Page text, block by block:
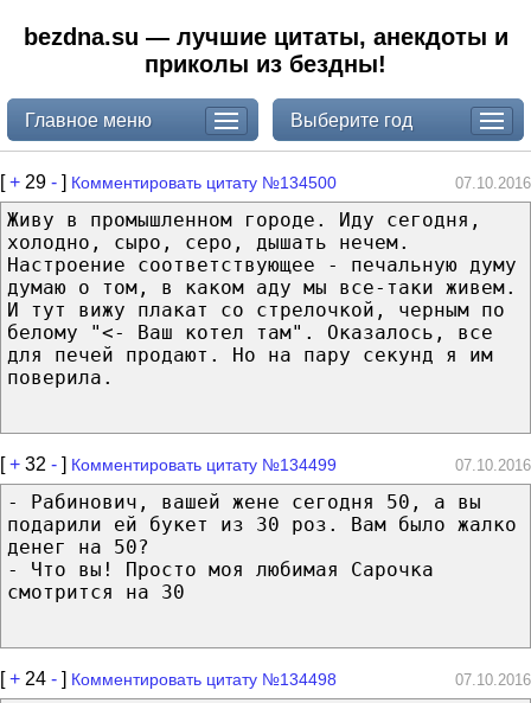
bezdna.su — лучшие цитаты, анекдоты и
приколы из бездны!
Главное меню Выберите год
[+ 29 - ] Комментировать цитату №134500 07.10.2016
Живу в промышленном городе. Иду сегодня,
холодно, сыро, серо, дышать нечем.
Настроение соответствующее - печальную думу
думаю о том, в каком аду мы все-таки живем.
И тут вижу плакат со стрелочкой, черным по
белому "<- Ваш котел там". Оказалось, все
для печей продают. Но на пару секунд я им
поверила.
[+ 32 - ] Комментировать цитату №134499 07.10.2016
- Рабинович, вашей жене сегодня 50, а вы
подарили ей букет из 30 роз. Вам было жалко
денег на 50?
- Что вы! Просто моя любимая Сарочка
смотрится на 30
[+ 24 - ] Комментировать цитату №134498 07.10.2016